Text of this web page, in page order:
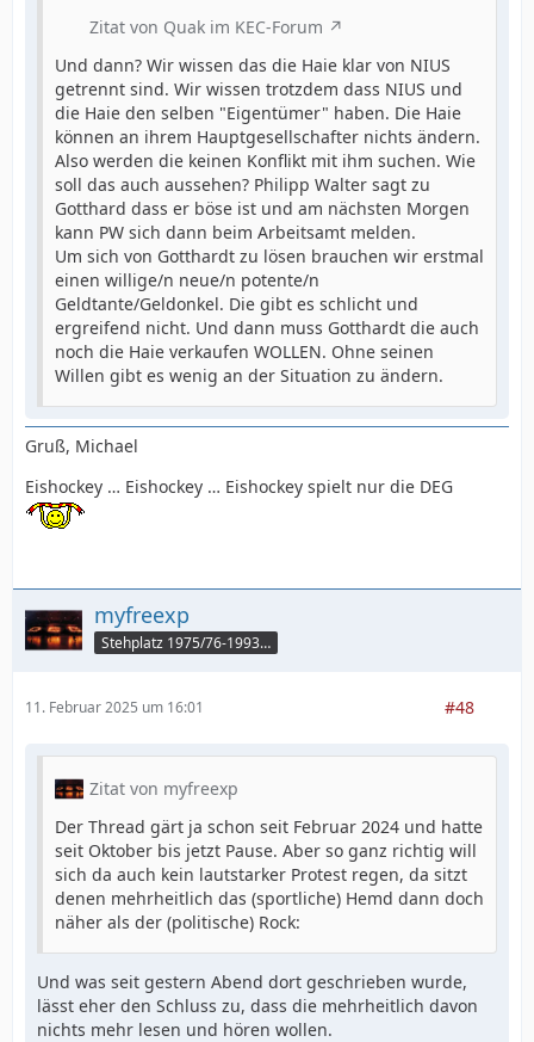
Zitat von Quak im KEC-Forum
Und dann? Wir wissen das die Haie klar von NIUS
getrennt sind. Wir wissen trotzdem dass NIUS und
die Haie den selben "Eigentümer" haben. Die Haie
können an ihrem Hauptgesellschafter nichts ändern.
Also werden die keinen Konflikt mit ihm suchen. Wie
soll das auch aussehen? Philipp Walter sagt zu
Gotthard dass er böse ist und am nächsten Morgen
kann PW sich dann beim Arbeitsamt melden.
Um sich von Gotthardt zu lösen brauchen wir erstmal
einen willige/n neue/n potente/n
Geldtante/Geldonkel. Die gibt es schlicht und
ergreifend nicht. Und dann muss Gotthardt die auch
noch die Haie verkaufen WOLLEN. Ohne seinen
Willen gibt es wenig an der Situation zu ändern.
Gruß, Michael
Eishockey … Eishockey … Eishockey spielt nur die DEG
myfreexp
Stehplatz 1975/76-1993/94
11. Februar 2025 um 16:01 #48
Zitat von myfreexp
Der Thread gärt ja schon seit Februar 2024 und hatte
seit Oktober bis jetzt Pause. Aber so ganz richtig will
sich da auch kein lautstarker Protest regen, da sitzt
denen mehrheitlich das (sportliche) Hemd dann doch
näher als der (politische) Rock:
Und was seit gestern Abend dort geschrieben wurde,
lässt eher den Schluss zu, dass die mehrheitlich davon
nichts mehr lesen und hören wollen.